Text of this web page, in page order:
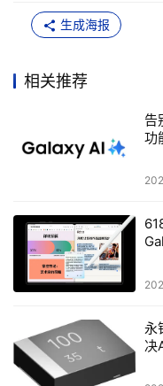
安全是移动存储产品
的传输速度提出了更高
率，在理论上比USB
60G不同容量的选择使
息处理和数据存储，
衡量产品的优劣不应
术转换的“功效”才是
缔造并非偶然，金存小
品原则和“中科存储，
的。金存小博士V8的“
呵护，让使用者在享有
生成海报
相关推荐
告
功
永
决